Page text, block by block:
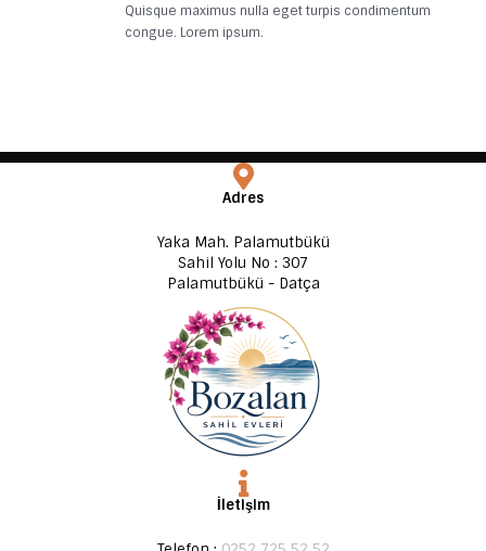
Quisque maximus nulla eget turpis condimentum
congue. Lorem ipsum.
Adres
Yaka Mah. Palamutbükü
Sahil Yolu No : 307
Palamutbükü - Datça
İletişim